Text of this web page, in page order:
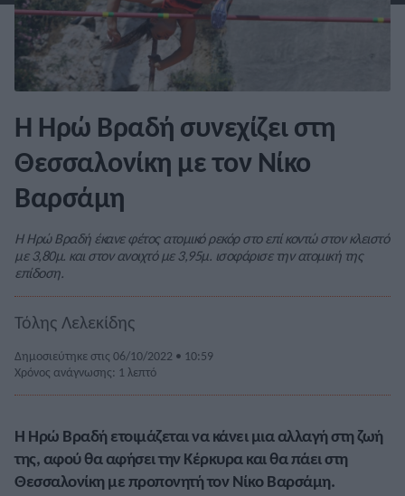
Η Ηρώ Βραδή συνεχίζει στη
Θεσσαλονίκη με τον Νίκο
Βαρσάμη
Η Ηρώ Βραδή έκανε φέτος ατομικό ρεκόρ στο επί κοντώ στον κλειστό
με 3,80μ. και στον ανοιχτό με 3,95μ. ισοφάρισε την ατομική της
επίδοση.
Τόλης Λελεκίδης
Δημοσιεύτηκε στις 06/10/2022 • 10:59
Χρόνος ανάγνωσης: 1 λεπτό
Η Ηρώ Βραδή ετοιμάζεται να κάνει μια αλλαγή στη ζωή
της, αφού θα αφήσει την Κέρκυρα και θα πάει στη
Θεσσαλονίκη με προπονητή τον Νίκο Βαρσάμη.